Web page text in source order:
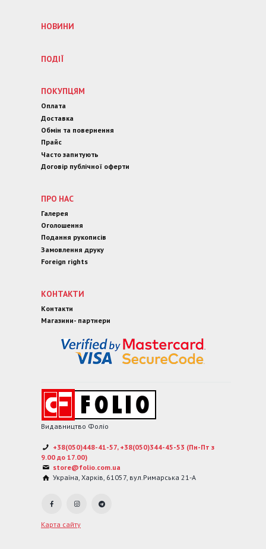
НОВИНИ
ПОДІЇ
ПОКУПЦЯМ
Оплата
Доставка
Обмін та повернення
Прайс
Часто запитують
Договір публічної оферти
ПРО НАС
Галерея
Оголошення
Подання рукописів
Замовлення друку
Foreign rights
КОНТАКТИ
Контакти
Магазини- партнери
Видавництво Фоліо
+38(050)448-41-57, +38(050)344-45-53 (Пн-Пт з
9.00 до 17.00)
store@folio.com.ua
Україна, Харків, 61057, вул.Римарська 21-А
Карта сайту